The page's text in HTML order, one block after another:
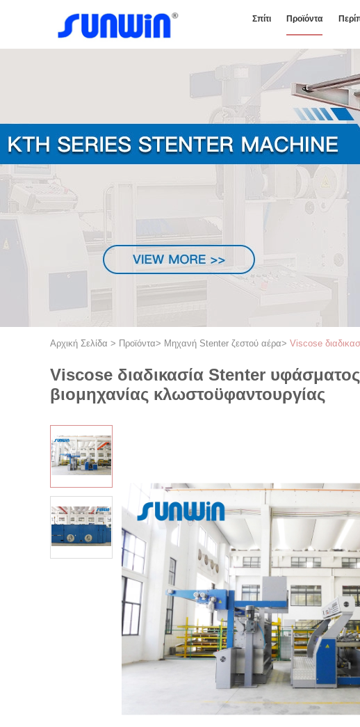
Σπίτι Προϊόντα
Αρχική Σελίδα > Προϊόντα> Μηχανή Stenter ζεστού αέρα> Viscose
Viscose διαδικασία Stenter
βιομηχανίας κλωστοϋφαντουργίας